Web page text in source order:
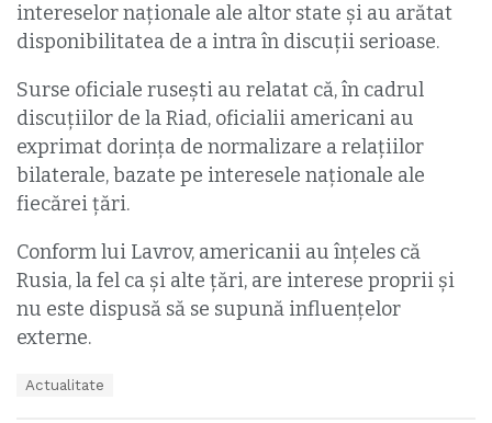
intereselor naționale ale altor state şi au arătat
disponibilitatea de a intra în discuții serioase.
Surse oficiale rusești au relatat că, în cadrul
discuțiilor de la Riad, oficialii americani au
exprimat dorința de normalizare a relațiilor
bilaterale, bazate pe interesele naționale ale
fiecărei ţări.
Conform lui Lavrov, americanii au înțeles că
Rusia, la fel ca și alte țări, are interese proprii şi
nu este dispusă să se supună influențelor
externe.
Actualitate